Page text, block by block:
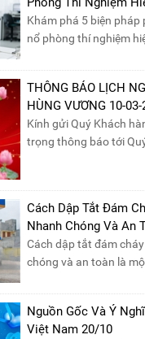
Khám phá 5 biện
nổ phòng thí nghiệm
sản, giảm thiểu nguy
nghiệm.
THÔNG BÁO LỊCH
HÙNG VƯƠNG 10-
Kính gửi Quý Khách
trọng thông báo tới
07/04/2025, nhằm
Vương – dịp để tưởng
nước của các Vua
Cách Dập Tắt Đám
Nhanh Chóng Và An
Cách dập tắt đám
chóng và an toàn là
cháy xăng dầu rất dễ
hại nghiêm trọng nếu
thời. Vì vậy, việc hiểu
Nguồn Gốc Và Ý
Việt Nam 20/10